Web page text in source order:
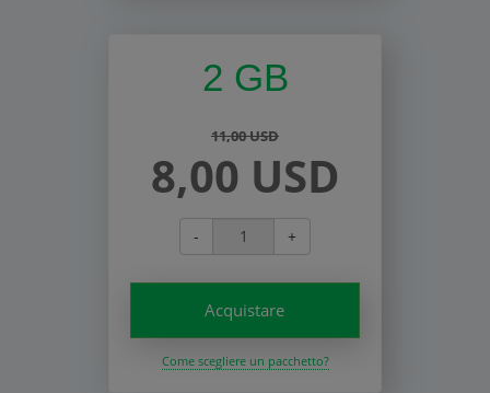
2 GB
11,00 USD
8,00 USD
- +
Acquistare
Come scegliere un pacchetto?